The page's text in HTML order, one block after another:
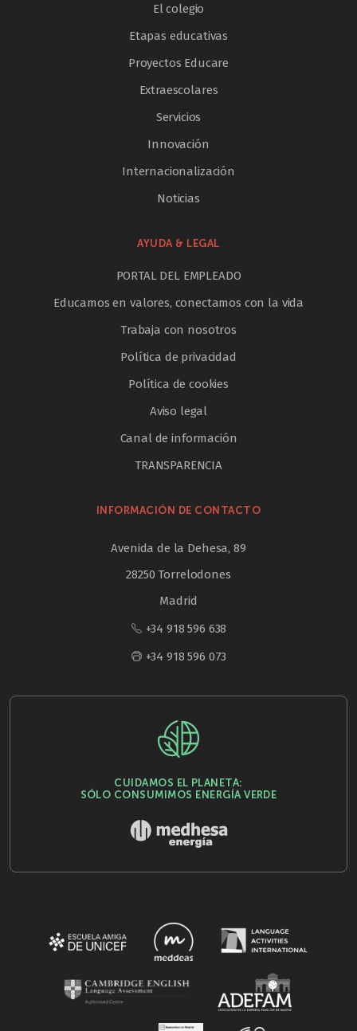
El colegio
Etapas educativas
Proyectos Educare
Extraescolares
Servicios
Innovación
Internacionalización
Noticias
AYUDA & LEGAL
PORTAL DEL EMPLEADO
Educamos en valores, conectamos con la vida
Trabaja con nosotros
Política de privacidad
Política de cookies
Aviso legal
Canal de información
TRANSPARENCIA
INFORMACIÓN DE CONTACTO
Avenida de la Dehesa, 89
28250 Torrelodones
Madrid
+34 918 596 638
+34 918 596 073
CUIDAMOS EL PLANETA:
SÓLO CONSUMIMOS ENERGÍA VERDE